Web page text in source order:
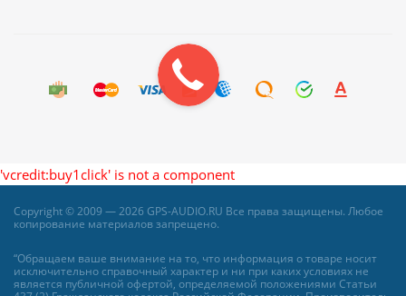
'vcredit:buy1click' is not a component
Copyright © 2009 — 2026 GPS-AUDIO.RU Все права защищены. Любое
копирование материалов запрещено.
“Обращаем ваше внимание на то, что информация о товаре носит
исключительно справочный характер и ни при каких условиях не
является публичной офертой, определяемой положениями Статьи